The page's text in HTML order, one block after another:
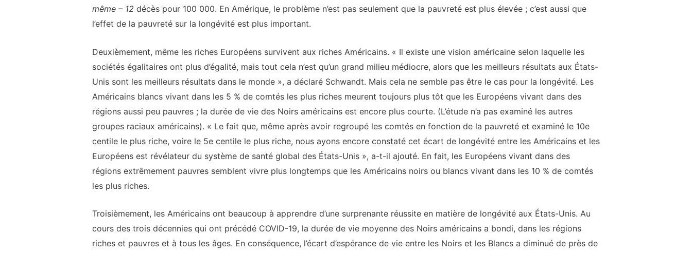
même – 12 décès pour 100 000. En Amérique, le problème n’est pas seulement que la pauvreté est plus élevée ; c’est aussi que
l’effet de la pauvreté sur la longévité est plus important.
Deuxièmement, même les riches Européens survivent aux riches Américains. « Il existe une vision américaine selon laquelle les
sociétés égalitaires ont plus d’égalité, mais tout cela n’est qu’un grand milieu médiocre, alors que les meilleurs résultats aux États-
Unis sont les meilleurs résultats dans le monde », a déclaré Schwandt. Mais cela ne semble pas être le cas pour la longévité. Les
Américains blancs vivant dans les 5 % de comtés les plus riches meurent toujours plus tôt que les Européens vivant dans des
régions aussi peu pauvres ; la durée de vie des Noirs américains est encore plus courte. (L’étude n’a pas examiné les autres
groupes raciaux américains). « Le fait que, même après avoir regroupé les comtés en fonction de la pauvreté et examiné le 10e
centile le plus riche, voire le 5e centile le plus riche, nous ayons encore constaté cet écart de longévité entre les Américains et les
Européens est révélateur du système de santé global des États-Unis », a-t-il ajouté. En fait, les Européens vivant dans des
régions extrêmement pauvres semblent vivre plus longtemps que les Américains noirs ou blancs vivant dans les 10 % de comtés
les plus riches.
Troisièmement, les Américains ont beaucoup à apprendre d’une surprenante réussite en matière de longévité aux États-Unis. Au
cours des trois décennies qui ont précédé COVID-19, la durée de vie moyenne des Noirs américains a bondi, dans les régions
riches et pauvres et à tous les âges. En conséquence, l’écart d’espérance de vie entre les Noirs et les Blancs a diminué de près de